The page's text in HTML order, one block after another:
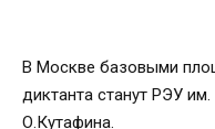
В Москве базовыми
диктанта станут РЭУ
О.Кутафина.